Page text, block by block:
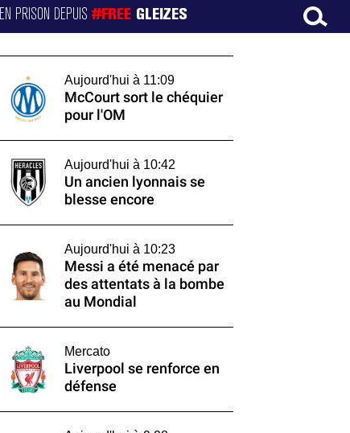
EN PRISON DEPUIS#FREE GLEIZES
Aujourd'hui à 11:09
McCourt sort le chéquier
pour l'OM
Aujourd'hui à 10:42
Un ancien lyonnais se
blesse encore
Aujourd'hui à 10:23
Messi a été menacé par
des attentats à la bombe
au Mondial
Mercato
Liverpool se renforce en
défense